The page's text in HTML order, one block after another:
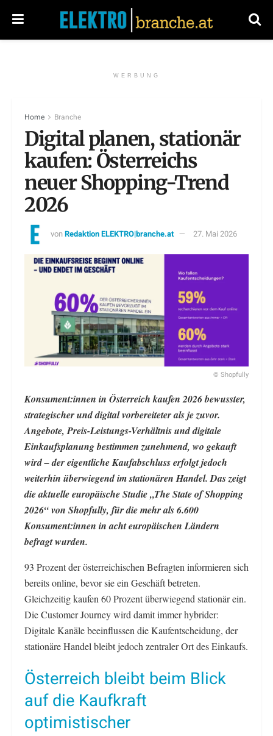
WERBUNG
Home Branche
Digital planen, stationär
kaufen: Österreichs
neuer Shopping-Trend
2026
vonRedaktion ELEKTRO|branche.at 27. Mai 2026
© Shopfully
Konsument:innen in Österreich kaufen 2026 bewusster,
strategischer und digital vorbereiteter als je zuvor.
Angebote, Preis-Leistungs-Verhältnis und digitale
Einkaufsplanung bestimmen zunehmend, wo gekauft
wird – der eigentliche Kaufabschluss erfolgt jedoch
weiterhin überwiegend im stationären Handel. Das zeigt
die aktuelle europäische Studie „The State of Shopping
2026“ von Shopfully, für die mehr als 6.600
Konsument:innen in acht europäischen Ländern
befragt wurden.
93 Prozent der österreichischen Befragten informieren sich
bereits online, bevor sie ein Geschäft betreten.
Gleichzeitig kaufen 60 Prozent überwiegend stationär ein.
Die Customer Journey wird damit immer hybrider:
Digitale Kanäle beeinflussen die Kaufentscheidung, der
stationäre Handel bleibt jedoch zentraler Ort des Einkaufs.
Österreich bleibt beim Blick
auf die Kaufkraft
optimistischer